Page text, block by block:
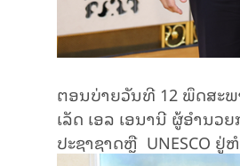
ຕອນບ່າຍວັນທີ 12 ພຶດສະ
ເລັດ ເອລ ເອນານີ ຜູ້ອຳນ
ປະຊາຊາດຫຼື UNESCO